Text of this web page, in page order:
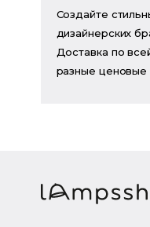
Создайте
дизайнерских
Доставка по
разные ценовые